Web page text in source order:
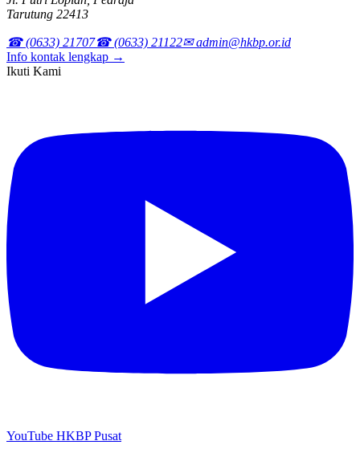
Tarutung 22413
☎ (0633) 21707☎ (0633) 21122✉ admin@hkbp.or.id
Info kontak lengkap →
Ikuti Kami
YouTube HKBP Pusat